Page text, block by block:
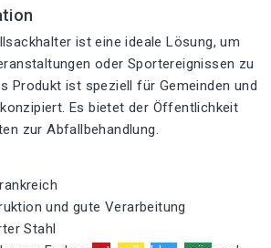
ist eine ideale Lösung, um
oder Sportereignissen zu
Produkt ist speziell für Gemeinden und
Es bietet der Öffentlichkeit
zur Abfallbehandlung.
und gute Verarbeitung
Stahl